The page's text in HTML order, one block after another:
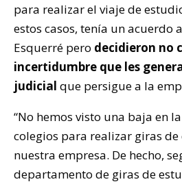
para realizar el viaje de
estos casos, tenía un acuerdo
Esquerré pero decidieron no
incertidumbre que les
judicial que persigue a la
“No hemos visto una baja en
colegios para realizar giras de
nuestra empresa. De hecho,
departamento de giras de